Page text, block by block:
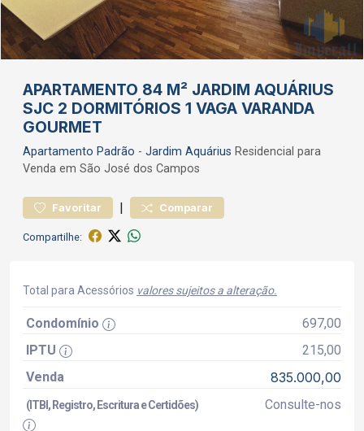
APARTAMENTO 84 M² JARDIM AQUÁRIUS
SJC 2 DORMITÓRIOS 1 VAGA VARANDA
GOURMET
Apartamento Padrão - Jardim Aquárius Residencial para
Venda em São José dos Campos
Favoritar | Comparar
Compartilhe:
Total para Acessórios valores sujeitos a alteração.
Condomínio
697,00
IPTU
215,00
Venda
835.000,00
(ITBI, Registro, Escritura e Certidões) Consulte-nos